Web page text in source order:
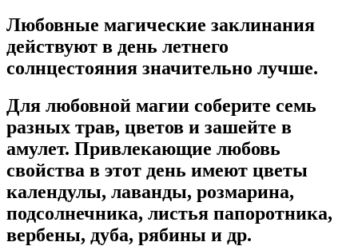
Любовные магические заклинания
действуют в день летнего
солнцестояния значительно лучше.
Для любовной магии соберите семь
разных трав, цветов и зашейте в
амулет. Привлекающие любовь
свойства в этот день имеют цветы
календулы, лаванды, розмарина,
подсолнечника, листья папоротника,
вербены, дуба, рябины и др.